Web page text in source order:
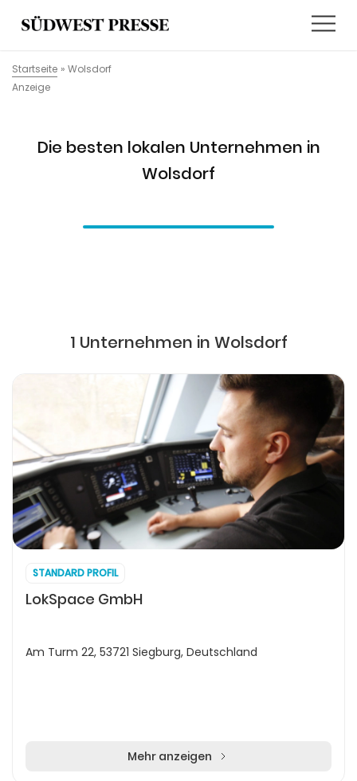
Startseite » Wolsdorf
Anzeige
Die besten lokalen Unternehmen in
Wolsdorf
1 Unternehmen in Wolsdorf
STANDARD PROFIL
LokSpace GmbH
Am Turm 22, 53721 Siegburg, Deutschland
Mehr anzeigen